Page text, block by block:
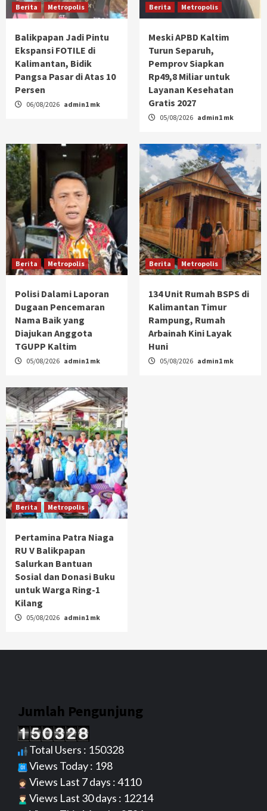
Berita Metropolis
Balikpapan Jadi Pintu
Ekspansi FOTILE di
Kalimantan, Bidik
Pangsa Pasar di Atas 10
Persen
06/08/2026 admin1 mk
Berita Metropolis
Meski APBD Kaltim
Turun Separuh,
Pemprov Siapkan
Rp49,8 Miliar untuk
Layanan Kesehatan
Gratis 2027
05/08/2026 admin1 mk
Berita Metropolis
Polisi Dalami Laporan
Dugaan Pencemaran
Nama Baik yang
Diajukan Anggota
TGUPP Kaltim
05/08/2026 admin1 mk
Berita Metropolis
134 Unit Rumah BSPS di
Kalimantan Timur
Rampung, Rumah
Arbainah Kini Layak
Huni
05/08/2026 admin1 mk
Berita Metropolis
Pertamina Patra Niaga
RU V Balikpapan
Salurkan Bantuan
Sosial dan Donasi Buku
untuk Warga Ring-1
Kilang
05/08/2026 admin1 mk
Jumlah Pengunjung
Total Users : 150328
Views Today : 198
Views Last 7 days : 4110
Views Last 30 days : 12214